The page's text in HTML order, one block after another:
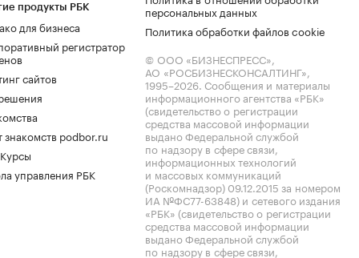
продукты РБК
для бизнеса
регистратор
сайтов
знакомств podbor.ru
управления РБК
персональных данных
Политика обработки файлов cookie
© ООО «БИЗНЕСПРЕСС»,
АО «РОСБИЗНЕСКОНСАЛТИНГ»,
1995–2026. Сообщения и материалы
информационного агентства «РБК»
(свидетельство о регистрации
средства массовой информации
выдано Федеральной службой
по надзору в сфере связи,
информационных технологий
и массовых коммуникаций
(Роскомнадзор) 09.12.2015 за номером
ИА №ФС77-63848) и сетевого издания
«РБК» (свидетельство о регистрации
средства массовой информации
выдано Федеральной службой
по надзору в сфере связи,